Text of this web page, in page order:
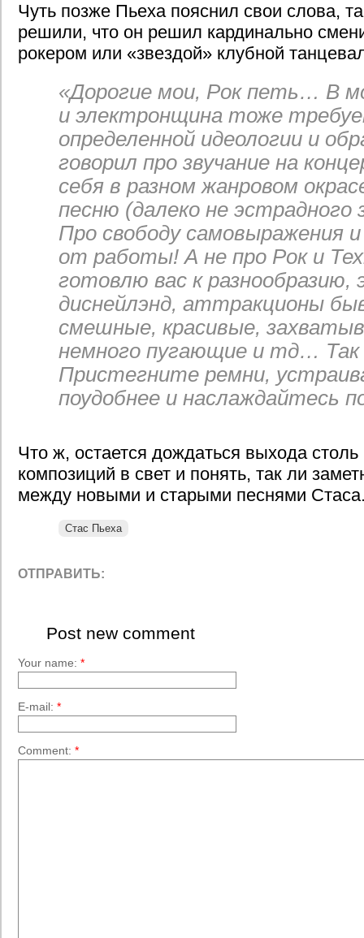
Чуть позже Пьеха пояснил свои слова,
решили, что он решил кардинально
рокером или «звездой» клубной
«Дорогие мои, Рок петь… В
и электронщина тоже
определенной идеологии и
говорил про звучание на
себя в разном жанровом
песню (далеко не эстрадного
Про свободу самовыражения
от работы! А не про Рок и
готовлю вас к разнообразию,
диснейлэнд, аттракционы
смешные, красивые,
немного пугающие и тд… Так
Пристегните ремни,
поудобнее и наслаждайтесь
Что ж, остается дождаться выхода
композиций в свет и понять, так ли
между новыми и старыми песнями
Стас Пьеха
ОТПРАВИТЬ:
Post new comment
Your name: *
E-mail: *
Comment: *